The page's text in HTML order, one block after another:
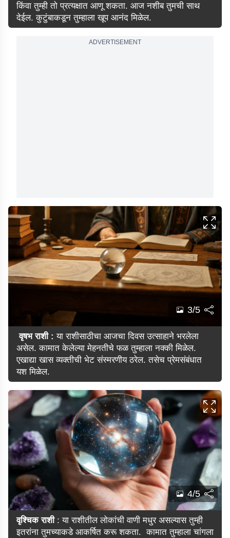
किंवा तुम्ही तो प्रत्यक्षात आणू शकता. आज नशीब तुमची साथ
देईल. कुटुंबाकडून तुम्हाला खूप आनंद मिळेल.
ADVERTISEMENT
3/5
वृषभ राशी : या राशीसाठीचा आजचा दिवस उत्साहाने भरलेला
असेल. कामात केलेल्या मेहनतीचे फळ तुम्हाला नक्की मिळेल.
एखाद्या खास व्यक्तीची भेट संस्मरणीय ठरेल. तसेच प्रेमसंबंधात
यश मिळेल.
4/5
वृश्चिक राशी : या राशीतील लोकांची वाणी मधुर असल्यास तुम्ही
इतरांना तुमच्याकडे आकर्षित करू शकता.कामात तुम्हाला चांगला